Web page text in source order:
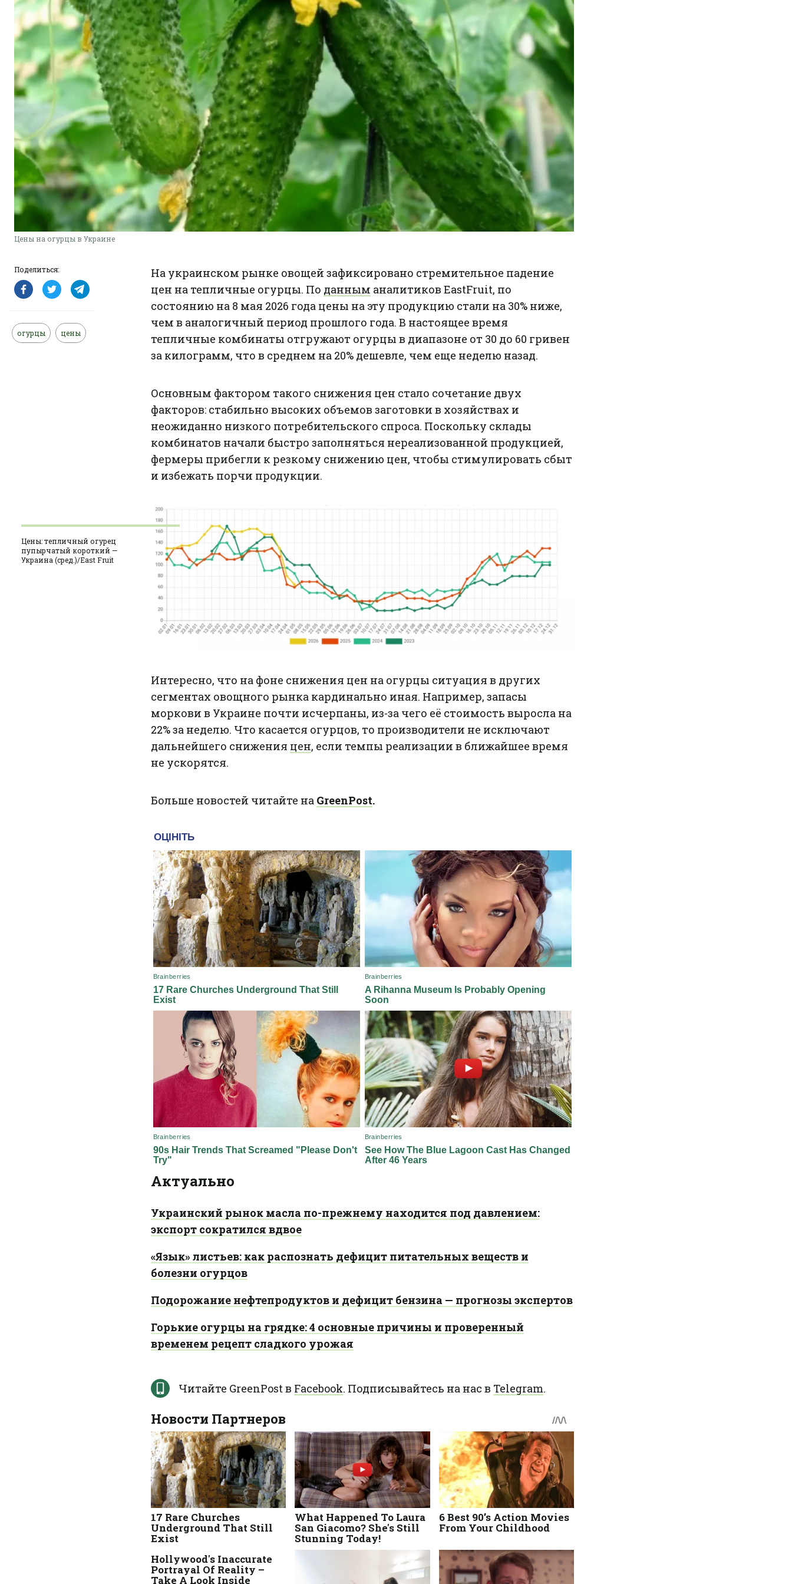
Цены на огурцы в Украине
Поделиться:
огурцы цены
На украинском рынке овощей зафиксировано стремительное падение
цен на тепличные огурцы. По данным аналитиков EastFruit, по
состоянию на 8 мая 2026 года цены на эту продукцию стали на 30% ниже,
чем в аналогичный период прошлого года. В настоящее время
тепличные комбинаты отгружают огурцы в диапазоне от 30 до 60 гривен
за килограмм, что в среднем на 20% дешевле, чем еще неделю назад.
Основным фактором такого снижения цен стало сочетание двух
факторов: стабильно высоких объемов заготовки в хозяйствах и
неожиданно низкого потребительского спроса. Поскольку склады
комбинатов начали быстро заполняться нереализованной продукцией,
фермеры прибегли к резкому снижению цен, чтобы стимулировать сбыт
и избежать порчи продукции.
Цены: тепличный огурец
пупырчатый короткий —
Украина (сред.)/East Fruit
Интересно, что на фоне снижения цен на огурцы ситуация в других
сегментах овощного рынка кардинально иная. Например, запасы
моркови в Украине почти исчерпаны, из-за чего её стоимость выросла на
22% за неделю. Что касается огурцов, то производители не исключают
дальнейшего снижения цен, если темпы реализации в ближайшее время
не ускорятся.
Больше новостей читайте на GreenPost.
Актуально
Украинский рынок масла по-прежнему находится под давлением:
экспорт сократился вдвое
«Язык» листьев: как распознать дефицит питательных веществ и
болезни огурцов
Подорожание нефтепродуктов и дефицит бензина — прогнозы экспертов
Горькие огурцы на грядке: 4 основные причины и проверенный
временем рецепт сладкого урожая
Читайте GreenPost в Facebook. Подписывайтесь на нас в Telegram.